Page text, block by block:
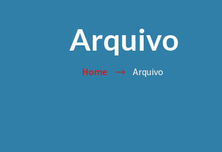
Arquivo
Home Arquivo